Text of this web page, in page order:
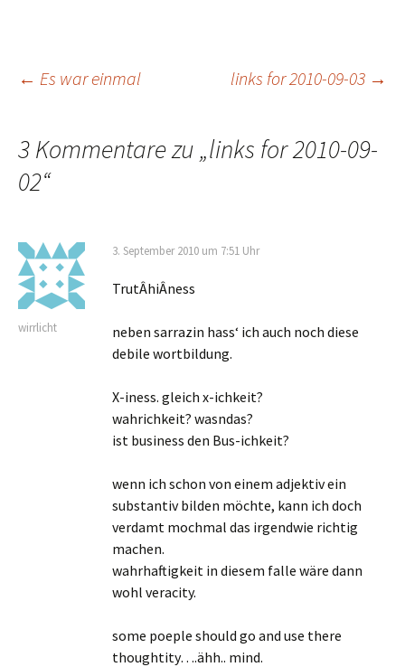
Beitragsnavigation
← Es war einmal links for 2010-09-03 →
3 Kommentare zu „links for 2010-09-
02“
wirrlicht
3. September 2010 um 7:51 Uhr
TrutÂ­hiÂ­ness
neben sarrazin hass‘ ich auch noch diese
debile wortbildung.
X-iness. gleich x-ichkeit?
wahrichkeit? wasndas?
ist business den Bus-ichkeit?
wenn ich schon von einem adjektiv ein
substantiv bilden möchte, kann ich doch
verdamt mochmal das irgendwie richtig
machen.
wahrhaftigkeit in diesem falle wäre dann
wohl veracity.
some poeple should go and use there
thoughtity….ähh.. mind.